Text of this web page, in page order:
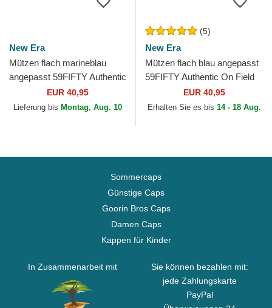
New Era
Mützen flach marineblau
angepasst 59FIFTY Authentic
On Field der Seattle Mariners
MLB von New Era
EUR 40,95
Lieferung bis Montag, Aug. 10
(5)
New Era
Mützen flach blau angepasst
59FIFTY Authentic On Field
der Kansas City Royals MLB
von New Era
EUR 40,95
Erhalten Sie es bis 14 - 18 Aug.
Sommercaps
Günstige Caps
Goorin Bros Caps
Damen Caps
Kappen für Kinder
In Zusammenarbeit mit
Sie können bezahlen mit:
jede Zahlungskarte
PayPal